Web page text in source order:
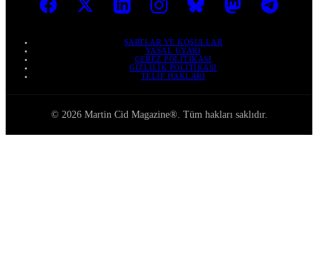
ŞARTLAR VE KOŞULLAR
YASAL UYARI
ÇEREZ POLITIKASI
GIZLILIK POLITIKASI
TELIF HAKLARI
© 2026 Martin Cid Magazine®. Tüm hakları saklıdır.